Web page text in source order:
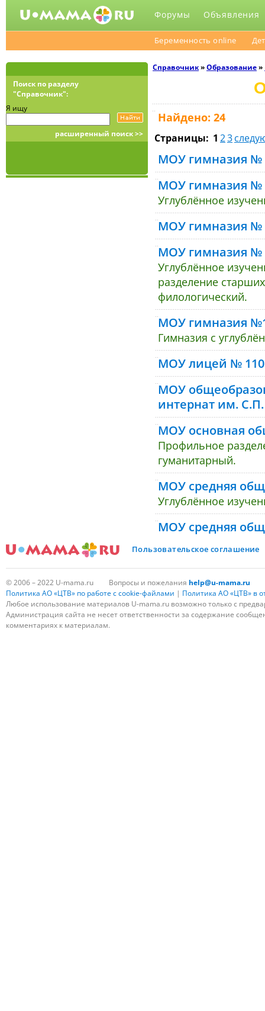
Форумы Объявления
Беременность online
Поиск по разделу
"Справочник":
Я ищу
расширенный поиск >>
Справочник»Образование»
Найдено: 24
Страницы: 1 23
МОУ гимназия №
МОУ гимназия №
Углублённое
МОУ гимназия №
МОУ гимназия №
Углублённое
разделение
филологический.
МОУ гимназия
Гимназия с
МОУ лицей №
МОУ
интернат им.
МОУ основная
Профильное
гуманитарный.
МОУ средняя
Углублённое
МОУ средняя
Пользовательское соглашение
© 2006 – 2022 U-mama.ru Вопросы и пожелания help@u-mama.ru
Политика АО «ЦТВ» по работе с cookie-файлами | Политика АО «ЦТВ» в
Любое использование материалов U-mama.ru возможно только с
Администрация сайта не несет ответственности за содержание
комментариях к материалам.